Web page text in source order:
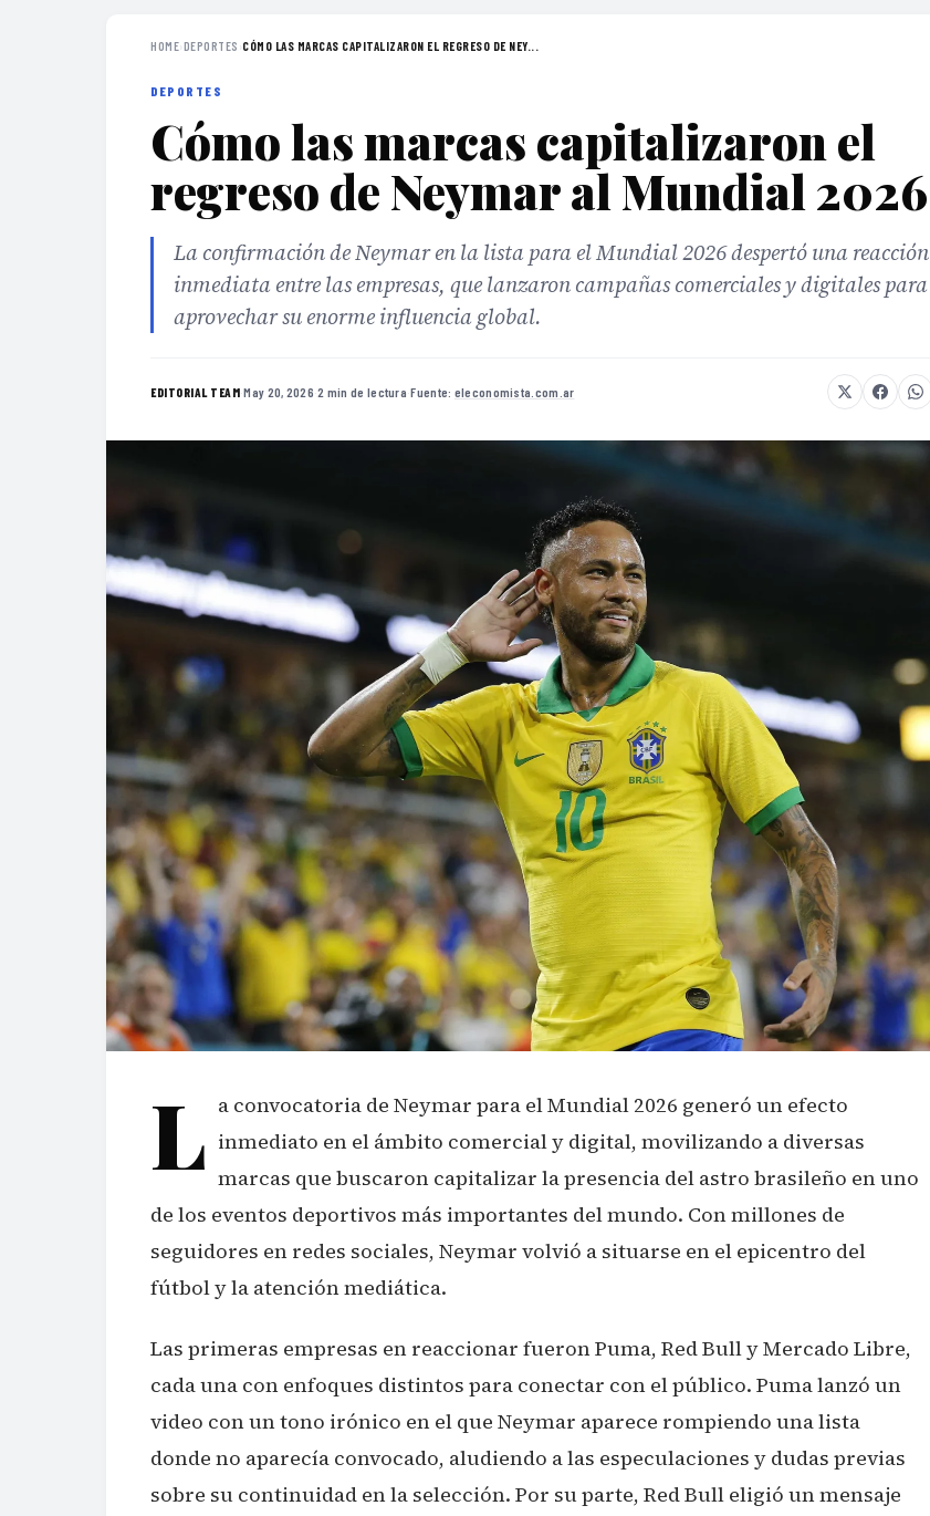
HOME›DEPORTES ›CÓMO LAS MARCAS CAPITALIZARON EL REGRESO DE NEY...
DEPORTES
Cómo las marcas capitalizaron el
regreso de Neymar al Mundial 2026
La confirmación de Neymar en la lista para el Mundial 2026 despertó una reacción
inmediata entre las empresas, que lanzaron campañas comerciales y digitales para
aprovechar su enorme influencia global.
EDITORIAL TEAM·May 20, 2026·2 min de lectura·Fuente: eleconomista.com.ar
L a convocatoria de Neymar para el Mundial 2026 generó un efecto
inmediato en el ámbito comercial y digital, movilizando a diversas
marcas que buscaron capitalizar la presencia del astro brasileño en uno
de los eventos deportivos más importantes del mundo. Con millones de
seguidores en redes sociales, Neymar volvió a situarse en el epicentro del
fútbol y la atención mediática.
Las primeras empresas en reaccionar fueron Puma, Red Bull y Mercado Libre,
cada una con enfoques distintos para conectar con el público. Puma lanzó un
video con un tono irónico en el que Neymar aparece rompiendo una lista
donde no aparecía convocado, aludiendo a las especulaciones y dudas previas
sobre su continuidad en la selección. Por su parte, Red Bull eligió un mensaje